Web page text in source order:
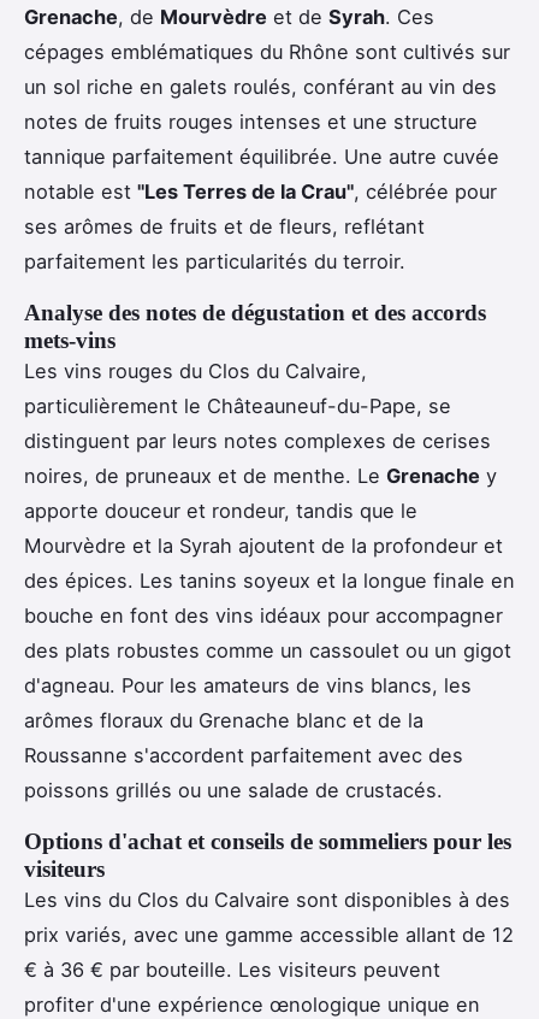
Grenache, de Mourvèdre et de Syrah. Ces
cépages emblématiques du Rhône sont cultivés sur
un sol riche en galets roulés, conférant au vin des
notes de fruits rouges intenses et une structure
tannique parfaitement équilibrée. Une autre cuvée
notable est "Les Terres de la Crau", célébrée pour
ses arômes de fruits et de fleurs, reflétant
parfaitement les particularités du terroir.
Analyse des notes de dégustation et des accords
mets-vins
Les vins rouges du Clos du Calvaire,
particulièrement le Châteauneuf-du-Pape, se
distinguent par leurs notes complexes de cerises
noires, de pruneaux et de menthe. Le Grenache y
apporte douceur et rondeur, tandis que le
Mourvèdre et la Syrah ajoutent de la profondeur et
des épices. Les tanins soyeux et la longue finale en
bouche en font des vins idéaux pour accompagner
des plats robustes comme un cassoulet ou un gigot
d'agneau. Pour les amateurs de vins blancs, les
arômes floraux du Grenache blanc et de la
Roussanne s'accordent parfaitement avec des
poissons grillés ou une salade de crustacés.
Options d'achat et conseils de sommeliers pour les
visiteurs
Les vins du Clos du Calvaire sont disponibles à des
prix variés, avec une gamme accessible allant de 12
€ à 36 € par bouteille. Les visiteurs peuvent
profiter d'une expérience œnologique unique en